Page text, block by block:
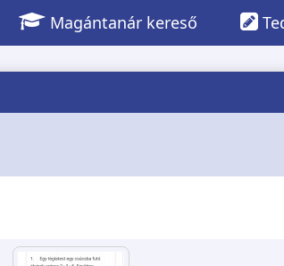
Magántanár kereső